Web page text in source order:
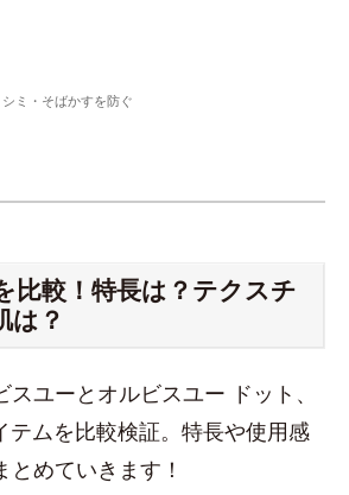
ミ・そばかすを防ぐ
比較！特長は？テクスチ
は？
ユーとオルビスユー ドット、
テムを比較検証。特長や使用感
めていきます！